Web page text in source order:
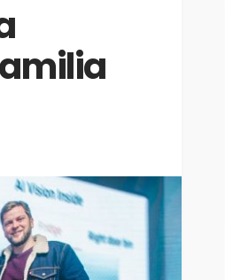
la alimentación
se abre paso